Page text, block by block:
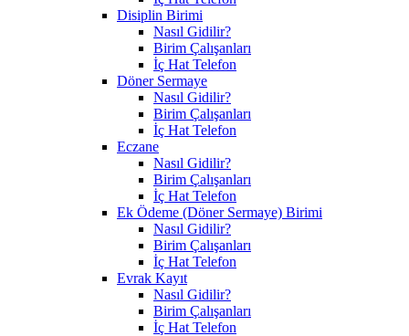
Disiplin Birimi
Nasıl Gidilir?
Birim Çalışanları
İç Hat Telefon
Döner Sermaye
Nasıl Gidilir?
Birim Çalışanları
İç Hat Telefon
Eczane
Nasıl Gidilir?
Birim Çalışanları
İç Hat Telefon
Ek Ödeme (Döner Sermaye) Birimi
Nasıl Gidilir?
Birim Çalışanları
İç Hat Telefon
Evrak Kayıt
Nasıl Gidilir?
Birim Çalışanları
İç Hat Telefon